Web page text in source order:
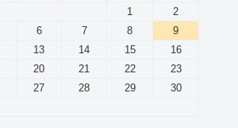
1
2
6 7 8
9
13 14 15
16
20 21 22
23
27 28 29
30